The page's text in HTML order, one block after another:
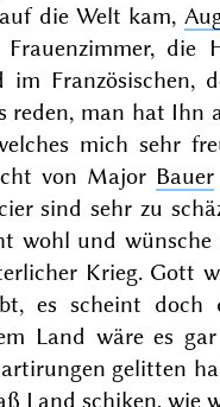
die Welt kam,
Frauenzimmer, die
Französischen,
reden, man hat Ihn
mich sehr
von Major Bauer
sind sehr zu
wohl und wünsche
Krieg. Gott
es scheint doch
Land wäre es
gelitten
Land schiken, wie